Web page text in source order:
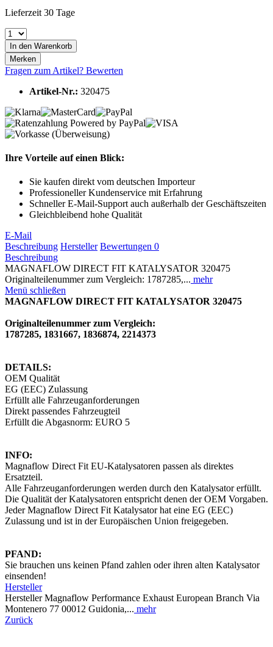
Lieferzeit 30 Tage
In den Warenkorb
Merken
Fragen zum Artikel? Bewerten
Artikel-Nr.: 320475
Ihre Vorteile auf einen Blick:
Sie kaufen direkt vom deutschen Importeur
Professioneller Kundenservice mit Erfahrung
Schneller E-Mail-Support auch außerhalb der Geschäftszeiten
Gleichbleibend hohe Qualität
E-Mail
Beschreibung Hersteller Bewertungen 0
Beschreibung
MAGNAFLOW DIRECT FIT KATALYSATOR 320475
Originalteilenummer zum Vergleich: 1787285,... mehr
Menü schließen
MAGNAFLOW DIRECT FIT KATALYSATOR 320475
Originalteilenummer zum Vergleich:
1787285, 1831667, 1836874, 2214373
DETAILS:
OEM Qualität
EG (EEC) Zulassung
Erfüllt alle Fahrzeuganforderungen
Direkt passendes Fahrzeugteil
Erfüllt die Abgasnorm: EURO 5
INFO:
Magnaflow Direct Fit EU-Katalysatoren passen als direktes
Ersatzteil.
Alle Fahrzeuganforderungen werden durch den Katalysator erfüllt.
Die Qualität der Katalysatoren entspricht denen der OEM Vorgaben.
Jeder Magnaflow Direct Fit Katalysator hat eine EG (EEC)
Zulassung und ist in der Europäischen Union freigegeben.
PFAND:
Sie brauchen uns keinen Pfand zahlen oder ihren alten Katalysator
einsenden!
Hersteller
Hersteller Magnaflow Performance Exhaust European Branch Via
Montenero 77 00012 Guidonia,... mehr
Zurück